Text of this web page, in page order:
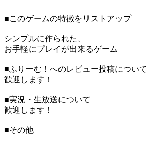
■このゲームの特徴をリストアップ
シンプルに作られた、
お手軽にプレイが出来るゲーム
■ふりーむ！へのレビュー投稿について
歓迎します！
■実況・生放送について
歓迎します！
■その他